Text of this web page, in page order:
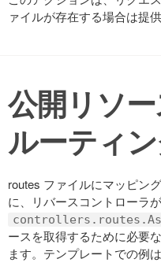
ァイルが存在する場合は提供
公開リソ
ルーティ
routes ファイルにマッピン
に、リバースコントローラが
ースを取得するために必要
ます。テンプレートでの例